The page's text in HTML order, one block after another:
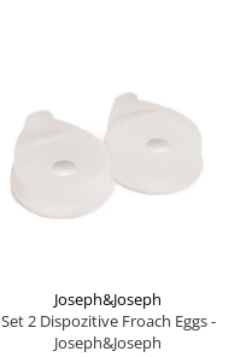
Joseph&Joseph
Set 2 Dispozitive Froach Eggs -
Joseph&Joseph